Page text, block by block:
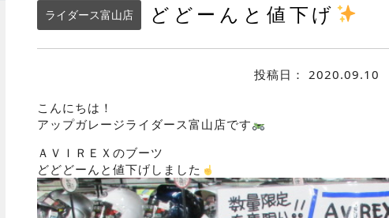
ライダース富山店 どどーんと値下げ
投稿日： 2020.09.10
こんにちは！
アップガレージライダース富山店です
ＡＶＩＲＥＸのブーツ
どどどーんと値下げしました